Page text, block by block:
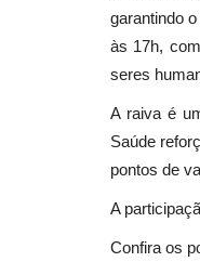
garantindo
às 17h,
seres
A raiva é
Saúde
pontos de
A
Confira os